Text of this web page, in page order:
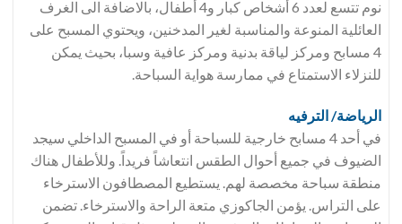
نوم تتسع لعدد 6 أشخاص كبار و4 أطفال، بالاضافة الى الغرف
العائلية المنوعة والمناسبة لغير المدخنين، ويحتوي المسبح على
4 مسابح ومركز لياقة بدنية ومركز عافية وسبا، بحيث يمكن
للنزلاء الاستمتاع في ممارسة هواية السباحة.
الرياضة/ الترفيه
في أحد 4 مسابح خارجية للسباحة أو في المسبح الداخلي سيجد
الضيوف في جميع أحوال الطقس انتعاشاً فريداً. وللأطفال هناك
منطقة سباحة مخصصة لهم. يستطيع المصطافون الاسترخاء
على التراس. يؤمن الجاكوزي متعة الراحة والاسترخاء. تضمن